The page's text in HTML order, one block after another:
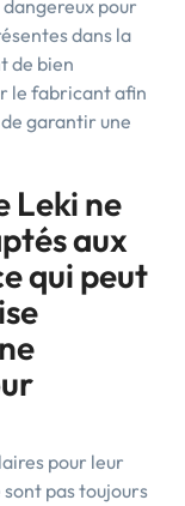
pour
dans la
de bien
le fabricant afin
garantir une
Leki ne
aux
qui peut
pour leur
pas toujours